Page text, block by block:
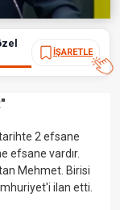
İŞARETLE
2 efsane
efsane vardır.
Mehmet. Birisi
ilan etti.